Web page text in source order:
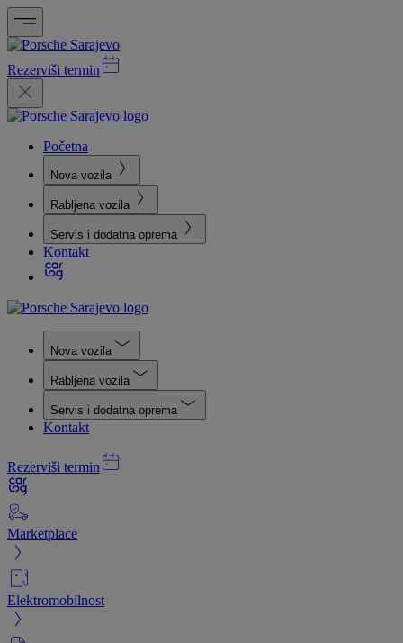
Rezerviši termin
Početna
Nova vozila
Rabljena vozila
Servis i dodatna oprema
Kontakt
Nova vozila
Rabljena vozila
Servis i dodatna oprema
Kontakt
Rezerviši termin
Marketplace
Elektromobilnost